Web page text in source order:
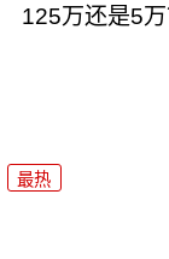
125万还是5
最热